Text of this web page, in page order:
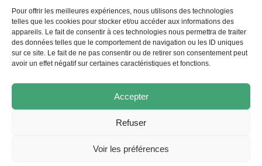
Pour offrir les meilleures expériences, nous utilisons des technologies
telles que les cookies pour stocker et/ou accéder aux informations des
appareils. Le fait de consentir à ces technologies nous permettra de traiter
des données telles que le comportement de navigation ou les ID uniques
sur ce site. Le fait de ne pas consentir ou de retirer son consentement peut
avoir un effet négatif sur certaines caractéristiques et fonctions.
Accepter
Refuser
Voir les préférences
Mentions légales